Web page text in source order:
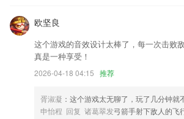
3.根据所有用户做题数据,系统自动计算题目难易
层次的题目,它了如指掌!有组织的抽出 10道题,供
4.[省控线]近三年各省市批号的录取分数线
5.◆可以使孩子了解一些历史知识.唐诗是古代的
时,可以随着讲解,使孩子自然而然地学习一些历史
史,更容易受到儿童欢迎。
6.任何时间地点都可以学习，没有限制
欧坚良
这个游戏的音效设计太棒了，每一次击败
真是一种享受！
2026-04-18 04:15 推荐
胥淑凝 ：这个游戏太无聊了，玩了几分钟就
申怡程 回复 诸葛翠发弓箭手射下敌人的飞